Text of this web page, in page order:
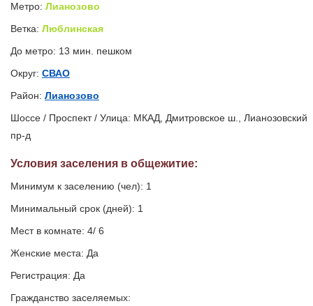
Метро: Лианозово
Ветка: Люблинская
До метро: 13 мин. пешком
Округ: СВАО
Район: Лианозово
Шоссе / Проспект / Улица: МКАД, Дмитровское ш., Лианозовский
пр-д
Условия заселения в общежитие:
Минимум к заселению (чел): 1
Минимальный срок (дней): 1
Мест в комнате: 4/ 6
Женские места: Да
Регистрация: Да
Гражданство заселяемых: